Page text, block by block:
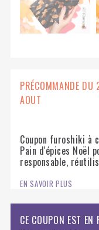
PRÉCOMMANDE
AOUT
Coupon furoshiki à
Pain d'épices Noël
responsable,
EN SAVOIR PLUS
CE COUPON EST